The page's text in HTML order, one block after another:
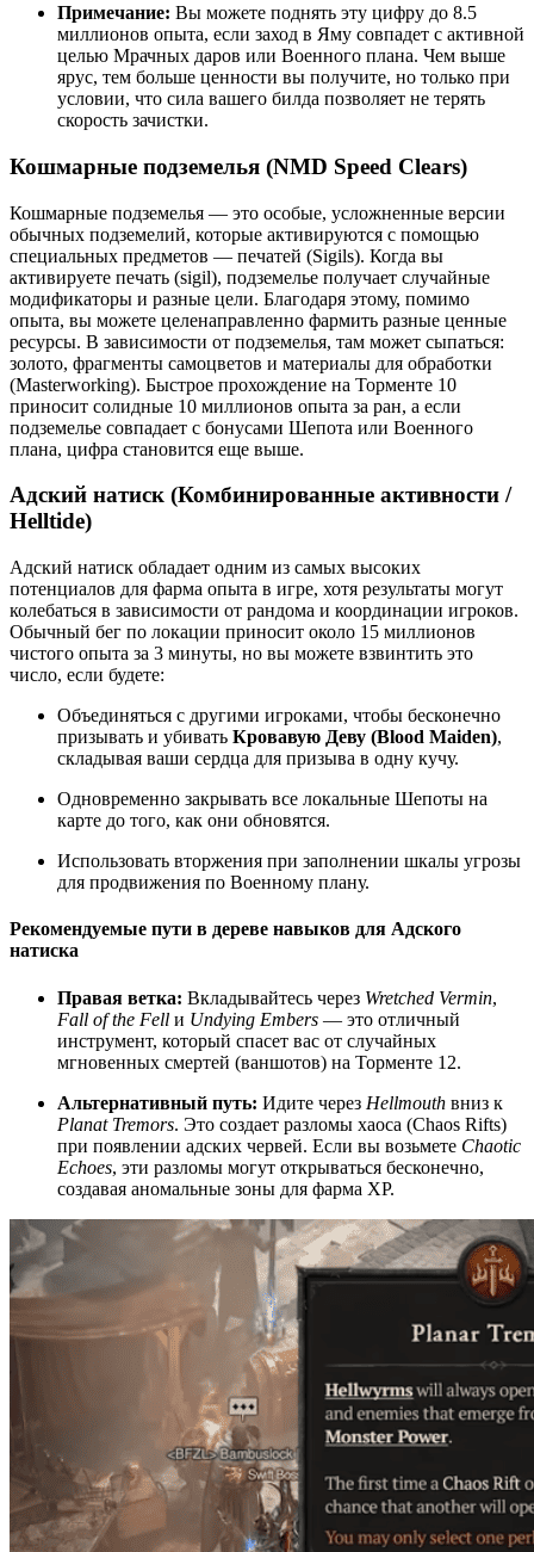
Примечание: Вы можете поднять эту цифру до 8.5
миллионов опыта, если заход в Яму совпадет с активной
целью Мрачных даров или Военного плана. Чем выше
ярус, тем больше ценности вы получите, но только при
условии, что сила вашего билда позволяет не терять
скорость зачистки.
Кошмарные подземелья (NMD Speed Clears)
Кошмарные подземелья — это особые, усложненные версии
обычных подземелий, которые активируются с помощью
специальных предметов — печатей (Sigils). Когда вы
активируете печать (sigil), подземелье получает случайные
модификаторы и разные цели. Благодаря этому, помимо
опыта, вы можете целенаправленно фармить разные ценные
ресурсы. В зависимости от подземелья, там может сыпаться:
золото, фрагменты самоцветов и материалы для обработки
(Masterworking). Быстрое прохождение на Торменте 10
приносит солидные 10 миллионов опыта за ран, а если
подземелье совпадает с бонусами Шепота или Военного
плана, цифра становится еще выше.
Адский натиск (Комбинированные активности /
Helltide)
Адский натиск обладает одним из самых высоких
потенциалов для фарма опыта в игре, хотя результаты могут
колебаться в зависимости от рандома и координации игроков.
Обычный бег по локации приносит около 15 миллионов
чистого опыта за 3 минуты, но вы можете взвинтить это
число, если будете:
Объединяться с другими игроками, чтобы бесконечно
призывать и убивать Кровавую Деву (Blood Maiden),
складывая ваши сердца для призыва в одну кучу.
Одновременно закрывать все локальные Шепоты на
карте до того, как они обновятся.
Использовать вторжения при заполнении шкалы угрозы
для продвижения по Военному плану.
Рекомендуемые пути в дереве навыков для Адского
натиска
Правая ветка: Вкладывайтесь через Wretched Vermin,
Fall of the Fell и Undying Embers — это отличный
инструмент, который спасет вас от случайных
мгновенных смертей (ваншотов) на Торменте 12.
Альтернативный путь: Идите через Hellmouth вниз к
Planat Tremors. Это создает разломы хаоса (Chaos Rifts)
при появлении адских червей. Если вы возьмете Chaotic
Echoes, эти разломы могут открываться бесконечно,
создавая аномальные зоны для фарма XP.